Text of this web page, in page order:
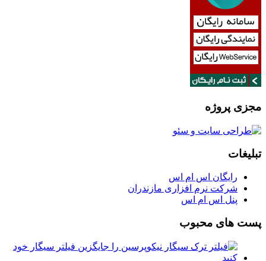
مجزی پروژه
تبلیغات
رایگان اس ام اس
شرکت نرم افزاری مازندران
پنل اس ام اس
پست های محبوب